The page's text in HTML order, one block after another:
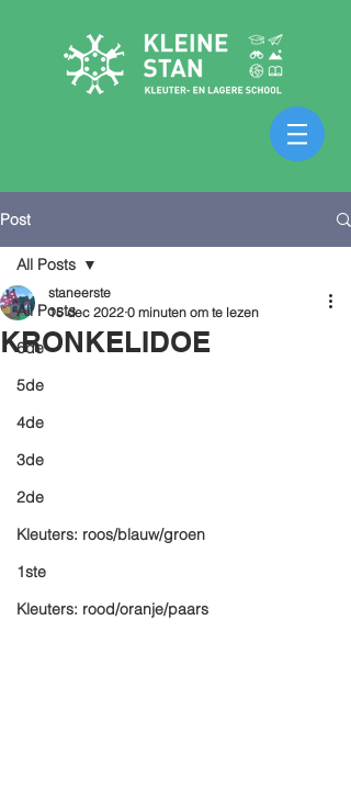
Post
All Posts
6de
5de
4de
3de
2de
Kleuters: roos/blauw/groen
1ste
Kleuters: rood/oranje/paars
All Posts
KRONKELIDOE
staneerste
15 dec 2022 0 minuten om te lezen